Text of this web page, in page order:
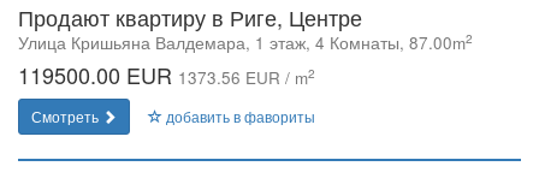
Продают квартиру в Риге, Центре
Улица Кришьяна Валдемара, 1 этаж, 4 Комнаты, 87.00m2
119500.00 EUR 1373.56 EUR / m2
Смотреть добавить в фавориты